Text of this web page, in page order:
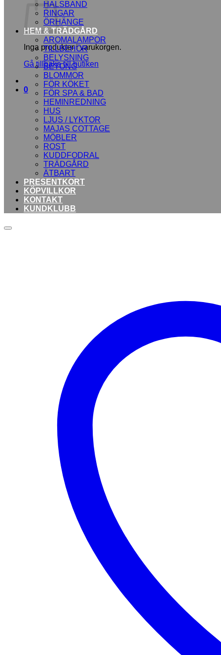
Inga produkter i varukorgen.
Gå tillbaka till butiken
0
HALSBAND
RINGAR
ÖRHÄNGE
HEM & TRÄDGÅRD
AROMALAMPOR
TILLBEHÖR
BELYSNING
BETONG
BLOMMOR
FÖR KÖKET
FÖR SPA & BAD
HEMINREDNING
HUS
LJUS / LYKTOR
MAJAS COTTAGE
MÖBLER
ROST
KUDDFODRAL
TRÄDGÅRD
ÄTBART
PRESENTKORT
KÖPVILLKOR
KONTAKT
KUNDKLUBB